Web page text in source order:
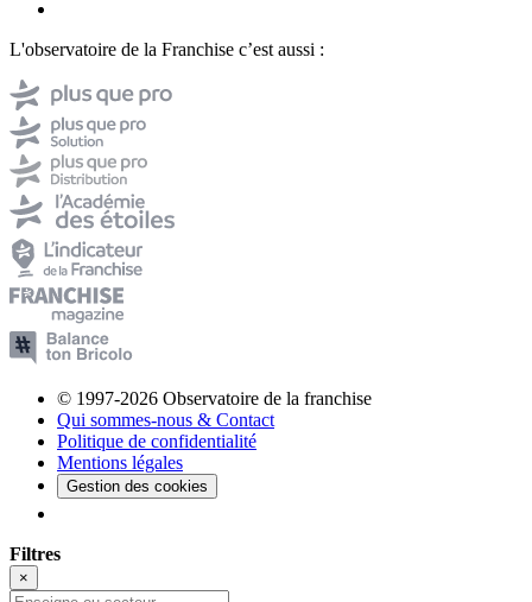
L'observatoire de la Franchise c’est aussi :
© 1997-2026 Observatoire de la franchise
Qui sommes-nous & Contact
Politique de confidentialité
Mentions légales
Gestion des cookies
Filtres
×